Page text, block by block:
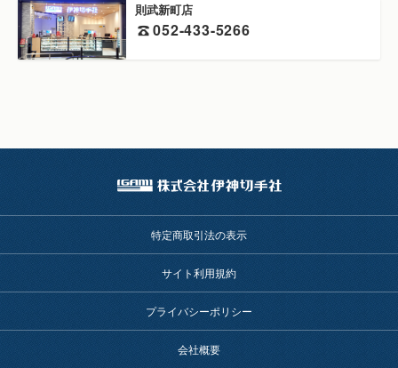
則武新町店
052-433-5266
特定商取引法の表示
サイト利用規約
プライバシーポリシー
会社概要